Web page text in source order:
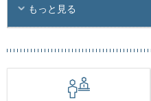
もっと見る